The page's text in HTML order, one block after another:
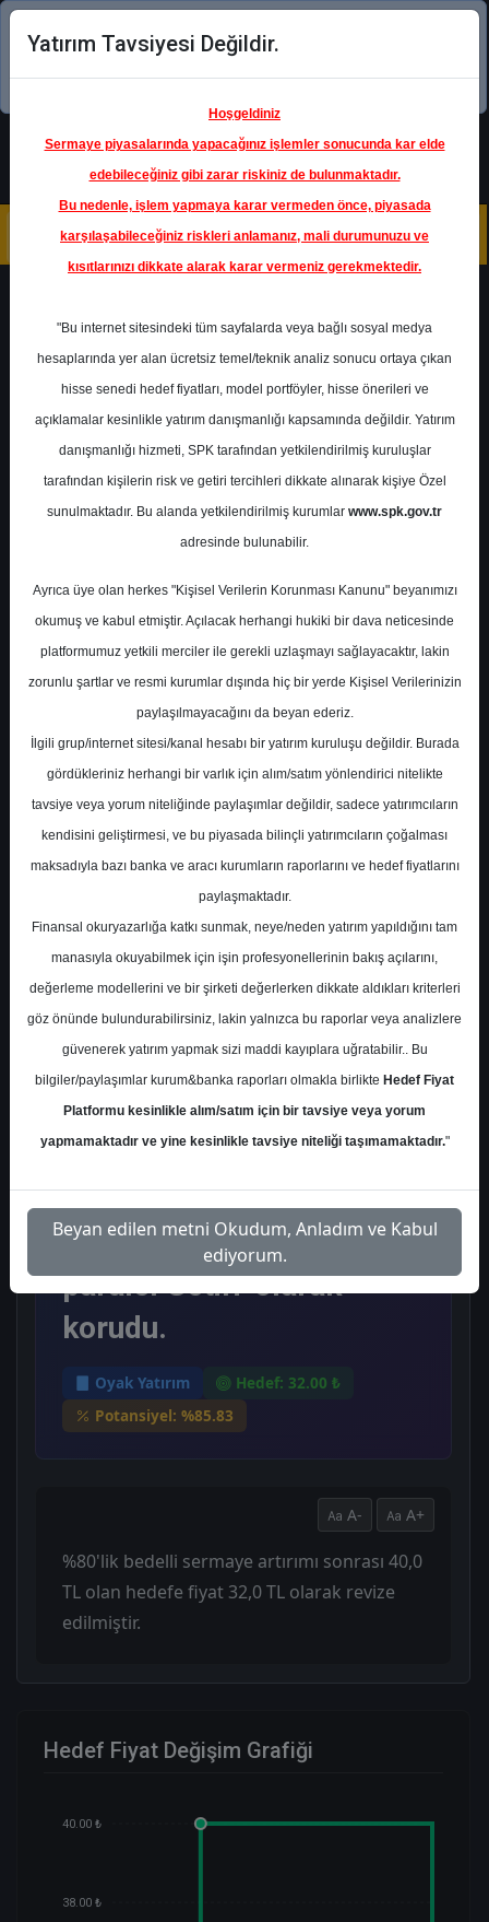
Şimdi uygulamayı indirin!
TATGD- TAT GIDA SANAYİ A.Ş.
Hedef Fiyat 32.00 ₺
Getiri
%85.83
3
Get.
4
Salı, 16 Ocak 2024
En Yüksek Tahmin 0,00 ₺
Ortalama Fiyat Tahmini 0,00 ₺
Ortalama Getiri Potansiyeli %-100.00
Salı, 16 Ocak 2024
Ana Sayfa Oyak Yatırım
TATGD
Hedef Fiyat
OYAK Yatırım Tat Gıda
için hedef fiyatını 32 TL,
tavsiyesini 'Endekse
paralel Getiri' olarak
korudu.
Oyak Yatırım
Hedef: 32.00 ₺
Potansiyel: %85.83
A- A+
%80'lik bedelli sermaye artırımı sonrası 40,0
TL olan hedefe fiyat 32,0 TL olarak revize
edilmiştir.
Hedef Fiyat Değişim Grafiği
40.00 ₺
38.00 ₺
Yatırım Tavsiyesi Değildir.
Hoşgeldiniz
Sermaye piyasalarında yapacağınız işlemler sonucunda kar elde
edebileceğiniz gibi zarar riskiniz de bulunmaktadır.
Bu nedenle, işlem yapmaya karar vermeden önce, piyasada
karşılaşabileceğiniz riskleri anlamanız, mali durumunuzu ve
kısıtlarınızı dikkate alarak karar vermeniz gerekmektedir.
"Bu internet sitesindeki tüm sayfalarda veya bağlı sosyal medya
hesaplarında yer alan ücretsiz temel/teknik analiz sonucu ortaya çıkan
hisse senedi hedef fiyatları, model portföyler, hisse önerileri ve
açıklamalar kesinlikle yatırım danışmanlığı kapsamında değildir. Yatırım
danışmanlığı hizmeti, SPK tarafından yetkilendirilmiş kuruluşlar
tarafından kişilerin risk ve getiri tercihleri dikkate alınarak kişiye Özel
sunulmaktadır. Bu alanda yetkilendirilmiş kurumlar www.spk.gov.tr
adresinde bulunabilir.
Ayrıca üye olan herkes "Kişisel Verilerin Korunması Kanunu" beyanımızı
okumuş ve kabul etmiştir. Açılacak herhangi hukiki bir dava neticesinde
platformumuz yetkili merciler ile gerekli uzlaşmayı sağlayacaktır, lakin
zorunlu şartlar ve resmi kurumlar dışında hiç bir yerde Kişisel Verilerinizin
paylaşılmayacağını da beyan ederiz.
İlgili grup/internet sitesi/kanal hesabı bir yatırım kuruluşu değildir. Burada
gördükleriniz herhangi bir varlık için alım/satım yönlendirici nitelikte
tavsiye veya yorum niteliğinde paylaşımlar değildir, sadece yatırımcıların
kendisini geliştirmesi, ve bu piyasada bilinçli yatırımcıların çoğalması
maksadıyla bazı banka ve aracı kurumların raporlarını ve hedef fiyatlarını
paylaşmaktadır.
Finansal okuryazarlığa katkı sunmak, neye/neden yatırım yapıldığını tam
manasıyla okuyabilmek için işin profesyonellerinin bakış açılarını,
değerleme modellerini ve bir şirketi değerlerken dikkate aldıkları kriterleri
göz önünde bulundurabilirsiniz, lakin yalnızca bu raporlar veya analizlere
güvenerek yatırım yapmak sizi maddi kayıplara uğratabilir.. Bu
bilgiler/paylaşımlar kurum&banka raporları olmakla birlikte Hedef Fiyat
Platformu kesinlikle alım/satım için bir tavsiye veya yorum
yapmamaktadır ve yine kesinlikle tavsiye niteliği taşımamaktadır."
Beyan edilen metni Okudum, Anladım ve Kabul
ediyorum.